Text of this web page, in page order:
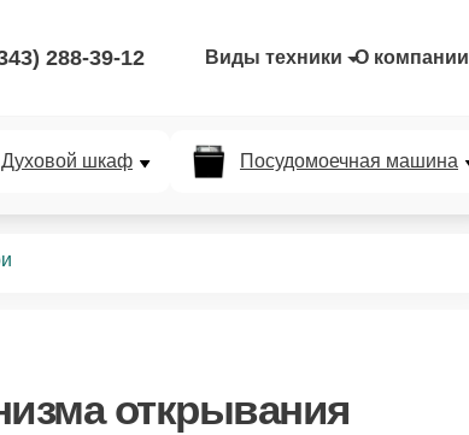
288-39-12 Виды техники О компании
Духовой шкаф Посудомоечная машина
открывания